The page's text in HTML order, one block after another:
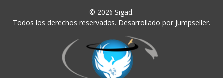
© 2026 Sigad.
Todos los derechos reservados. Desarrollado por Jumpseller.